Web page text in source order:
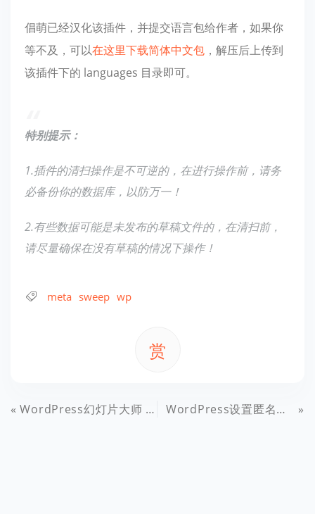
倡萌已经汉化该插件，并提交语言包给作者，如果你
等不及，可以在这里下载简体中文包 ，解压后上传到
该插件下的 languages 目录即可。
特别提示：
1.插件的清扫操作是不可逆的，在进行操作前，请务
必备份你的数据库，以防万一！
2.有些数据可能是未发布的草稿文件的，在清扫前，
请尽量确保在没有草稿的情况下操作！
meta sweep wp
赏
WordPress幻灯片大师 – 轻松制作超酷炫的幻灯片 WordPress设置匿名用户也可以发表评论